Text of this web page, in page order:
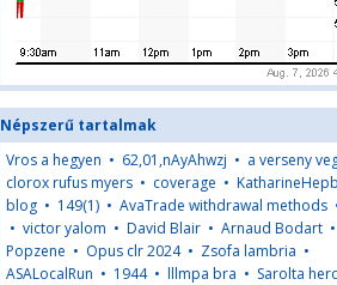
Népszerű tartalmak
Vros a hegyen • 62,01,nAyAhwzj • a verseny
clorox rufus myers • coverage •
blog • 149(1) • AvaTrade withdrawal methods
• victor yalom • David Blair • Arnaud Bodart •
Popzene • Opus clr 2024• Zsofa lambria •
ASALocalRun • 1944• lllmpa bra • Sarolta